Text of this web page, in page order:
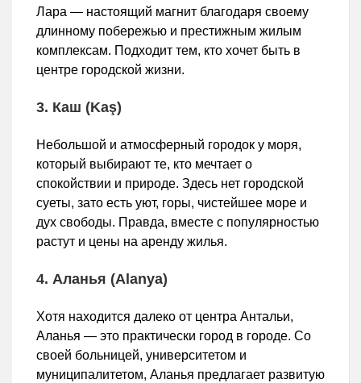
Лара — настоящий магнит благодаря своему
длинному побережью и престижным жилым
комплексам. Подходит тем, кто хочет быть в
центре городской жизни.
3. Каш (Kaş)
Небольшой и атмосферный городок у моря,
который выбирают те, кто мечтает о
спокойствии и природе. Здесь нет городской
суеты, зато есть уют, горы, чистейшее море и
дух свободы. Правда, вместе с популярностью
растут и цены на аренду жилья.
4. Аланья (Alanya)
Хотя находится далеко от центра Антальи,
Аланья — это практически город в городе. Со
своей больницей, университетом и
муниципалитетом, Аланья предлагает развитую